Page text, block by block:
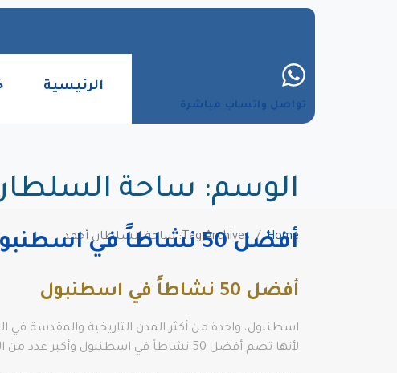
تواصل واتساب مباشرة
الرئيسية
الوسم: ساحة
Home Tag Archives: ساحة السلطان أحمدأفضل 50 نشاطاً في اسطنبول
أفضل 50 نشاطاً في اسطنبول
اسطنبول، واحدة من أكثر المدن التاريخية والمقدسة في
لأنها تضم أفضل 50 نشاطاً في اسطنبول ​​وأكبر عدد من السكان في تركيا وتعد واحدة من أكثر المدن ازدحامًا في العالم.